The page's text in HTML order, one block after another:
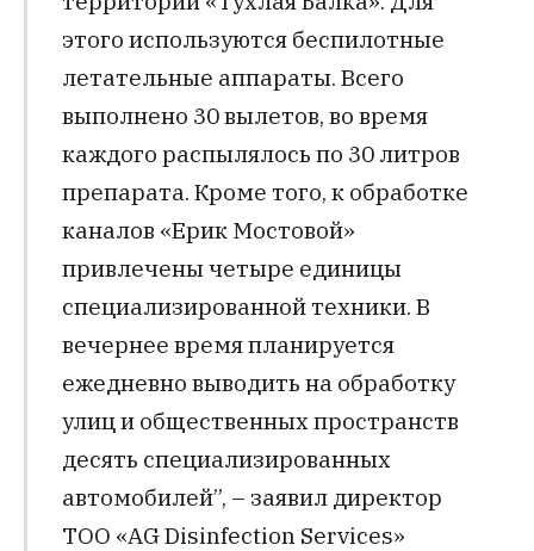
этого используются беспилотные
летательные аппараты. Всего
выполнено 30 вылетов, во время
каждого распылялось по 30 литров
препарата. Кроме того, к обработке
каналов «Ерик Мостовой»
привлечены четыре единицы
специализированной техники. В
вечернее время планируется
ежедневно выводить на обработку
улиц и общественных пространств
десять специализированных
автомобилей”, – заявил директор
ТОО «AG Disinfection Services»